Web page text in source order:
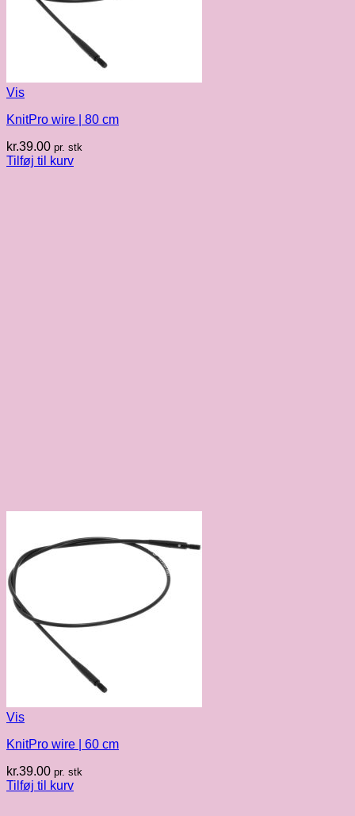
Vis
KnitPro wire | 80 cm
kr.39.00 pr. stk
Tilføj til kurv
Vis
KnitPro wire | 60 cm
kr.39.00 pr. stk
Tilføj til kurv